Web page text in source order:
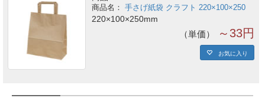
手さげ紙袋 クラフト 220×100×250
220×100×250mm
単価 ～33円
お気に入り